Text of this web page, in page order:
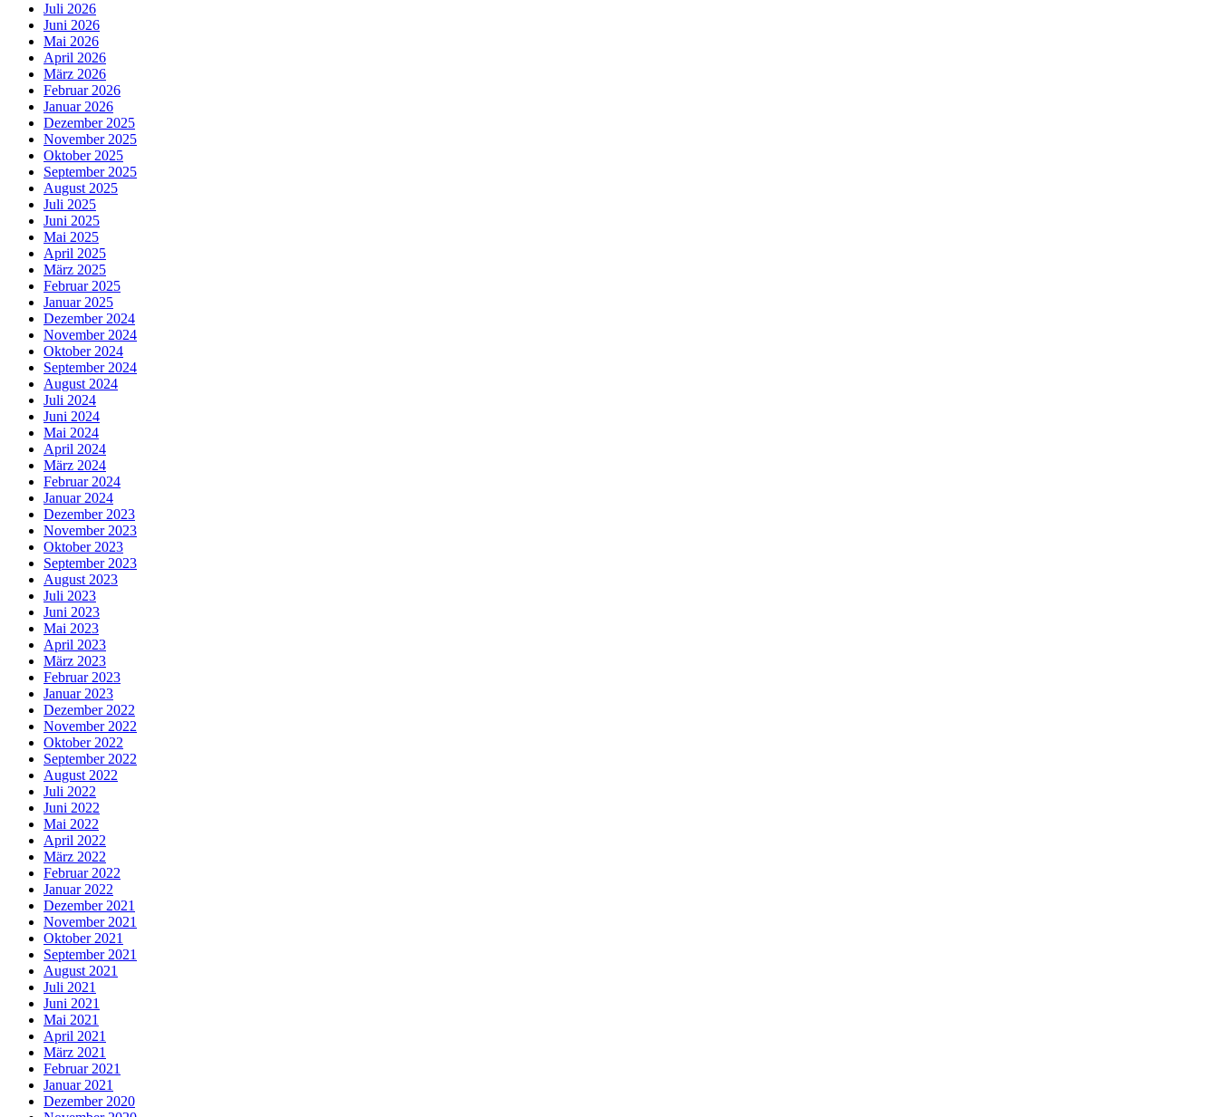
Juli 2026
Juni 2026
Mai 2026
April 2026
März 2026
Februar 2026
Januar 2026
Dezember 2025
November 2025
Oktober 2025
September 2025
August 2025
Juli 2025
Juni 2025
Mai 2025
April 2025
März 2025
Februar 2025
Januar 2025
Dezember 2024
November 2024
Oktober 2024
September 2024
August 2024
Juli 2024
Juni 2024
Mai 2024
April 2024
März 2024
Februar 2024
Januar 2024
Dezember 2023
November 2023
Oktober 2023
September 2023
August 2023
Juli 2023
Juni 2023
Mai 2023
April 2023
März 2023
Februar 2023
Januar 2023
Dezember 2022
November 2022
Oktober 2022
September 2022
August 2022
Juli 2022
Juni 2022
Mai 2022
April 2022
März 2022
Februar 2022
Januar 2022
Dezember 2021
November 2021
Oktober 2021
September 2021
August 2021
Juli 2021
Juni 2021
Mai 2021
April 2021
März 2021
Februar 2021
Januar 2021
Dezember 2020